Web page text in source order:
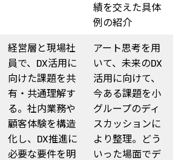
績を交えた具体
例の紹介
経営層と現場社
員で、DX活用に
向けた課題を共
有・共通理解す
る。社内業務や
顧客体験を構造
化し、DX推進に
必要な要件を明
アート思考を用
いて、未来のDX
活用に向けて、
今ある課題を小
グループのディ
スカッションに
より整理。どう
いった場面でデ